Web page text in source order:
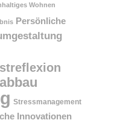
Wohnen
Persönliche
Stressmanagement
Innovationen